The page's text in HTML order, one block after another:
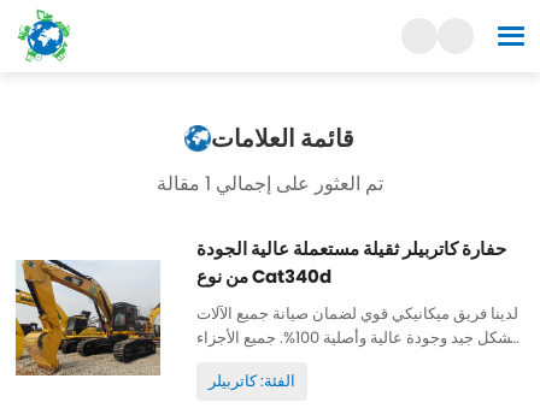
قائمة العلامات
تم العثور على إجمالي 1 مقالة
حفارة كاتربيلر ثقيلة مستعملة عالية الجودة
من نوع Cat340d
لدينا فريق ميكانيكي قوي لضمان صيانة جميع الآلات
بشكل جيد وجودة عالية وأصلية 100%. جميع الأجزاء
عمل منخفضة وطلاء أصلي ورخيص وعالي الجودة.
الفئة: كاتربيلر